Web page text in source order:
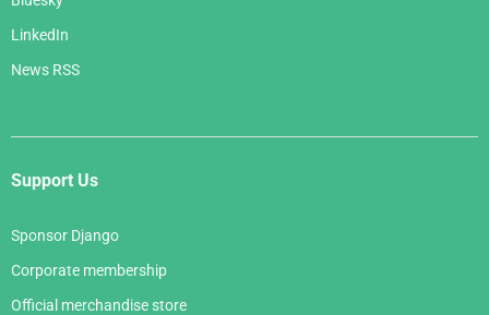
LinkedIn
News RSS
Support Us
Sponsor Django
Corporate membership
Official merchandise store